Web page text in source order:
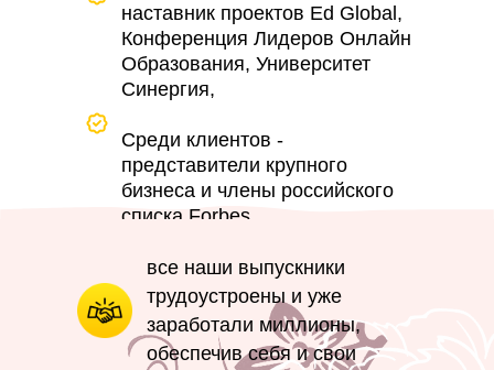
наставник проектов Ed Global,
Конференция Лидеров Онлайн
Образования, Университет
Синергия,
Среди клиентов -
представители крупного
бизнеса и члены российского
списка Forbes.
все наши выпускники
трудоустроены и уже
заработали миллионы,
обеспечив себя и свои